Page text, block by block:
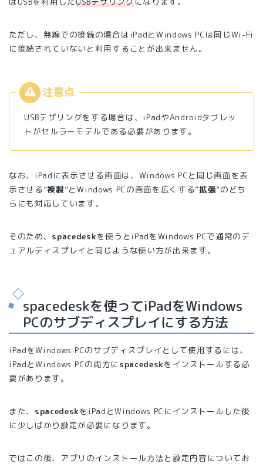
ただし、無線での接続の場合はiPadとWindows PCは同じWi-Fi
に接続されていないと利用することが出来ません。
USBテザリングをする場合は、iPadやAndroidタブレッ
トがセルラーモデルである必要があります。
なお、iPadに表示させる画面は、Windows PCと同じ画面を表
示させる”複製”とWindows PCの画面を広くする”拡張”のどち
らにも対応しています。
そのため、 spacedeskを使うとiPadをWindows PCで通常のデ
ュアルディスプレイと同じような使い方が出来ます。
spacedeskを使ってiPadをWindows
PCのサブディスプレイにする方法
iPadをWindows PCのサブディスプレイとして使用するには、
iPadとWindows PCの両方に spacedeskをインストールする必
要があります。
また、 spacedeskをiPadとWindows PCにインストールした後
に少しばかり設定が必要になります。
ではこの後、アプリのインストール方法と設定内容についてお